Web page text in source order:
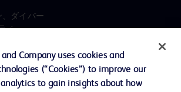
、ダイバー
ィ
Company uses cookies and
(“Cookies”) to improve our
to gain insights about how